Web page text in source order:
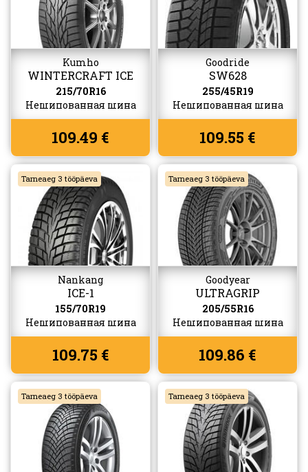
Kumho
WINTERCRAFT ICE
SUV WS51
215/70R16
Нешипованная шина
109.49 €
Goodride
SW628
255/45R19
Нешипованная шина
109.55 €
Tarneaeg 3 tööpäeva
Nankang
ICE-1
155/70R19
Нешипованная шина
109.75 €
Tarneaeg 3 tööpäeva
Goodyear
ULTRAGRIP
PERFORMANCE 3
205/55R16
Нешипованная шина
109.86 €
Tarneaeg 3 tööpäeva Tarneaeg 3 tööpäeva